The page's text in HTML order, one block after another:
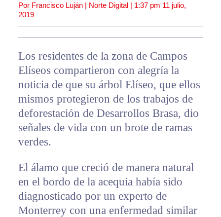
Por Francisco Luján | Norte Digital | 1:37 pm 11 julio,
2019
Los residentes de la zona de Campos
Elíseos compartieron con alegría la
noticia de que su árbol Elíseo, que ellos
mismos protegieron de los trabajos de
deforestación de Desarrollos Brasa, dio
señales de vida con un brote de ramas
verdes.
El álamo que creció de manera natural
en el bordo de la acequia había sido
diagnosticado por un experto de
Monterrey con una enfermedad similar